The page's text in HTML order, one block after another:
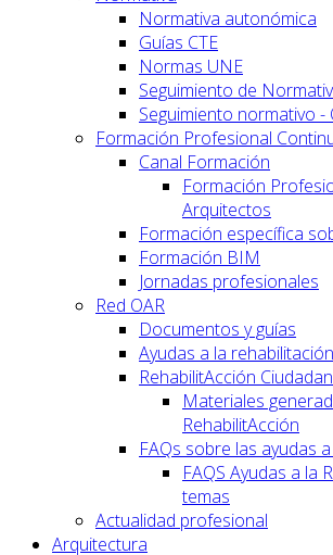
Normativa autonómica
Guías CTE
Normas UNE
Seguimiento de
Seguimiento normativo
Formación Profesional
Canal Formación
Formación
Arquitectos
Formación específica
Formación BIM
Jornadas profesionales
Red OAR
Documentos y guías
Ayudas a la rehabilitación
RehabilitAcción
Materiales
RehabilitAcción
FAQs sobre las ayudas
FAQS Ayudas a la
temas
Actualidad profesional
Arquitectura